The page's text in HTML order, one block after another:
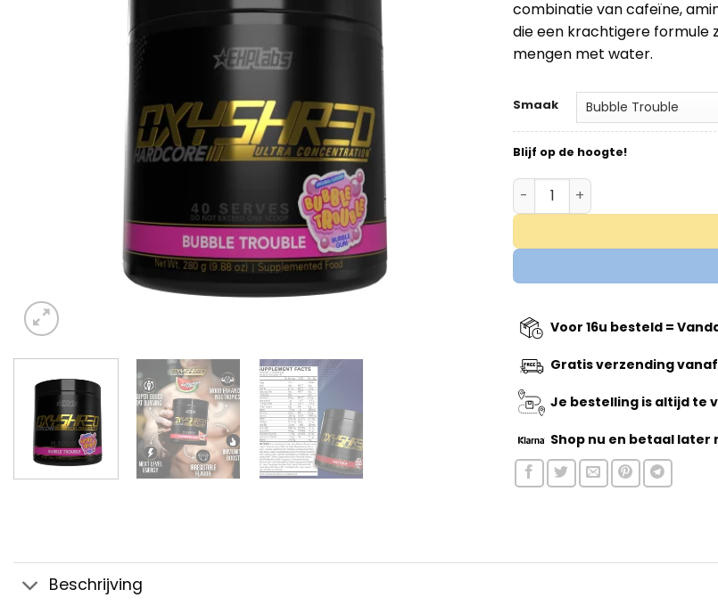
€54,95.
combinatie van cafeïne,
die een krachtigere formule
mengen met water.
Smaak
Blijf op de hoogte!
Oxyshred Hardcore –
Voor 16u besteld =
Gratis verzending
Je bestelling is altijd te
Shop nu en betaal later
Beschrijving